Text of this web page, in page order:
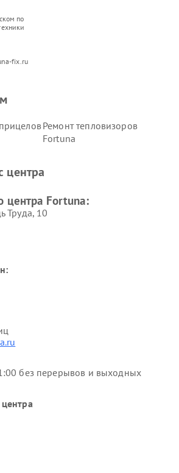
по
fix.ru
Ремонт тепловизоров
Fortuna
центра
центра Fortuna:
Труда, 10
без перерывов и выходных
центра